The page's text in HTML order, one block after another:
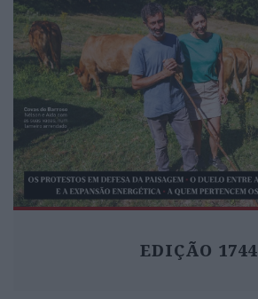
EDIÇÃO 1744